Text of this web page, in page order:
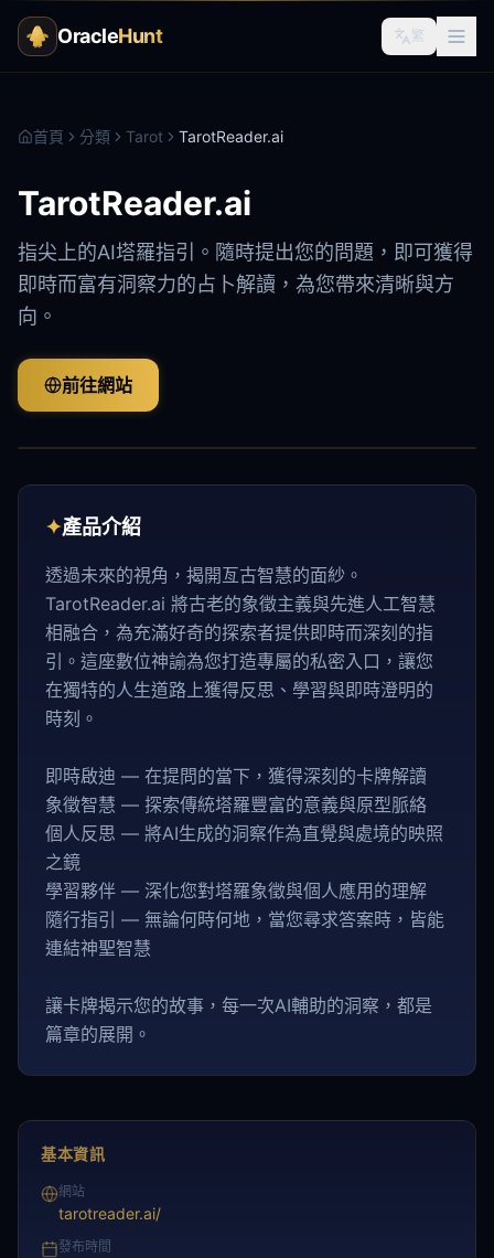
OracleHunt 繁
首頁 分類 Tarot TarotReader.ai
TarotReader.ai
指尖上的AI塔羅指引。隨時提出您的問題，即可獲得
即時而富有洞察力的占卜解讀，為您帶來清晰與方
向。
前往網站
✦產品介紹
透過未來的視角，揭開亙古智慧的面紗。
TarotReader.ai 將古老的象徵主義與先進人工智慧
相融合，為充滿好奇的探索者提供即時而深刻的指
引。這座數位神諭為您打造專屬的私密入口，讓您
在獨特的人生道路上獲得反思、學習與即時澄明的
時刻。
即時啟迪 — 在提問的當下，獲得深刻的卡牌解讀
象徵智慧 — 探索傳統塔羅豐富的意義與原型脈絡
個人反思 — 將AI生成的洞察作為直覺與處境的映照
之鏡
學習夥伴 — 深化您對塔羅象徵與個人應用的理解
隨行指引 — 無論何時何地，當您尋求答案時，皆能
連結神聖智慧
讓卡牌揭示您的故事，每一次AI輔助的洞察，都是
篇章的展開。
基本資訊
網站
tarotreader.ai/
發布時間